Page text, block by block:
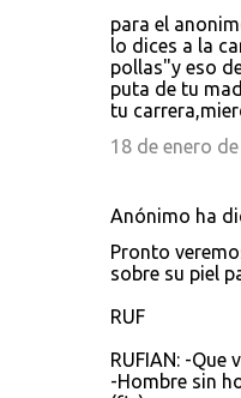
para el
lo dices a la
pollas"y eso
puta de tu
tu
18 de enero
Anónimo ha
Pronto
sobre su piel
RUF
RUFIAN: -
-Hombre sin